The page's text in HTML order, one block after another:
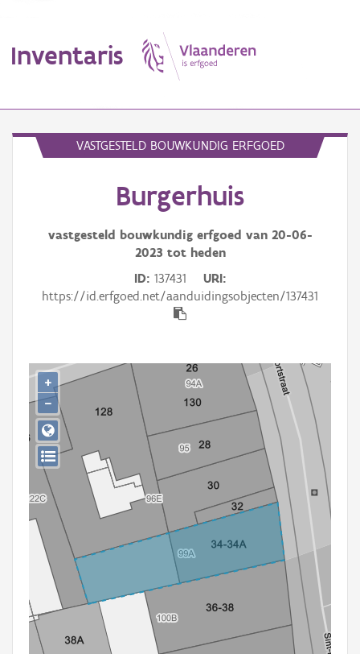
Inventaris
Aanduidingsobject
Thema
Persoon of collectief
Downloads
Hergebruik
Aanmelden
VASTGESTELD BOUWKUNDIG ERFGOED
Burgerhuis
vastgesteld bouwkundig erfgoed van 20-06-
2023 tot heden
ID 137431
URI
https://id.erfgoed.net/aanduidingsobjecten/137431
+
−